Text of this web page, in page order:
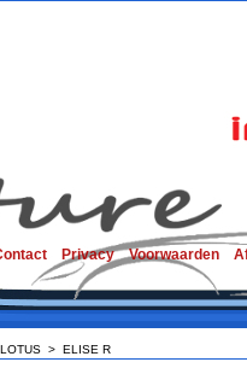
Privacy Voorwaarden
LOTUS > ELISE R